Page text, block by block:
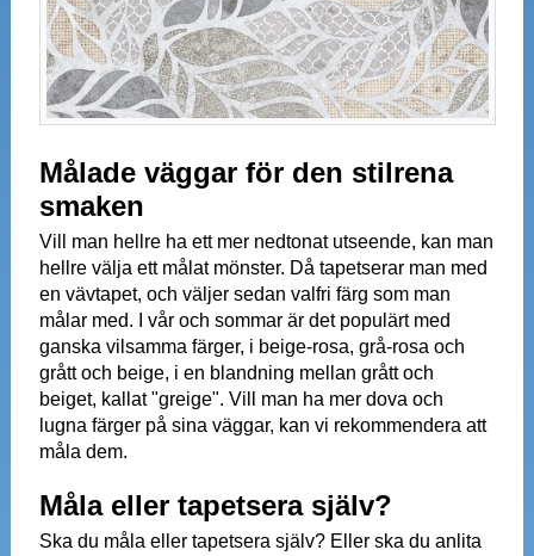
Målade väggar för den stilrena
smaken
Vill man hellre ha ett mer nedtonat utseende, kan man
hellre välja ett målat mönster. Då tapetserar man med
en vävtapet, och väljer sedan valfri färg som man
målar med. I vår och sommar är det populärt med
ganska vilsamma färger, i beige-rosa, grå-rosa och
grått och beige, i en blandning mellan grått och
beiget, kallat "greige". Vill man ha mer dova och
lugna färger på sina väggar, kan vi rekommendera att
måla dem.
Måla eller tapetsera själv?
Ska du måla eller tapetsera själv? Eller ska du anlita